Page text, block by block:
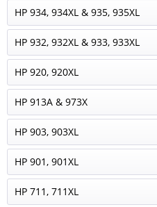
HP 934, 934XL & 935, 935XL
HP 932, 932XL & 933, 933XL
HP 920, 920XL
HP 913A & 973X
HP 903, 903XL
HP 901, 901XL
HP 711, 711XL